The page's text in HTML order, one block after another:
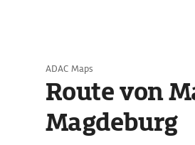
ADAC Maps
Route von
Magdeburg